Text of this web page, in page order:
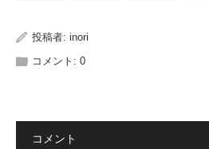
投稿者: inori
コメント: 0
コメント